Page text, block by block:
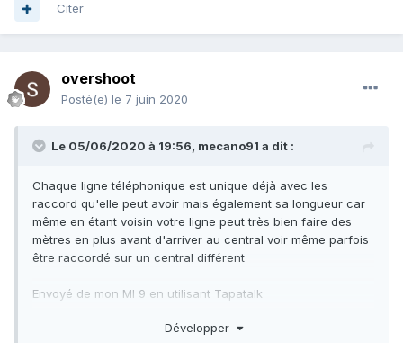
Citer
overshoot
Posté(e) le 7 juin 2020
Le 05/06/2020 à 19:56, mecano91 a dit :
Chaque ligne téléphonique est unique déjà avec les
raccord qu'elle peut avoir mais également sa longueur car
même en étant voisin votre ligne peut très bien faire des
mètres en plus avant d'arriver au central voir même parfois
être raccordé sur un central différent
Envoyé de mon MI 9 en utilisant Tapatalk
Développer